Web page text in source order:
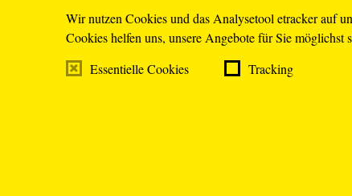
Wir nutzen Cookies und das Analysetool etracker auf
Cookies helfen uns, unsere Angebote für Sie möglichst
Essentielle Cookies
Tracking
E-Mail
Telefon 0351.49 13-555
Mo – Fr 10.00 – 18.30 Uhr